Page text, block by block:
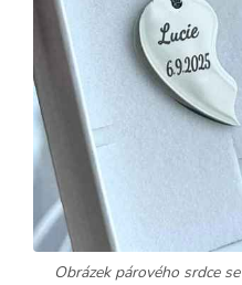
Obrázek párového srdce